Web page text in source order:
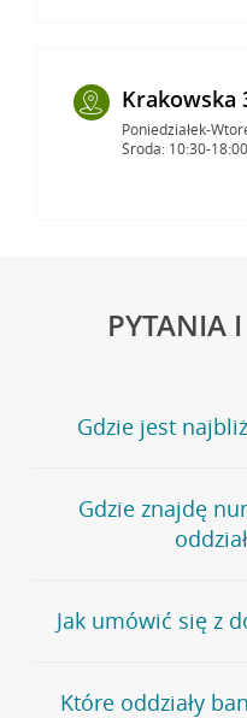
Krakowska
Poniedziałek-
Środa: 10:30-18:00
PYTANIA
Gdzie jest
Jeśli szukasz oddziału
stronęPlacówki i
wygodna wyszukiwarka.
oddziałów
Gdzie znajdę
Bank Credit Agricole nie
telefonu do placówki
umówienia się z doradcą
Jak umówić się z
Jeśli jesteś już naszym
Które oddziały